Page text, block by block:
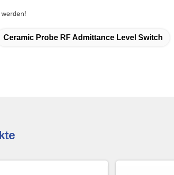
Ceramic Probe RF Admittance Level Switch